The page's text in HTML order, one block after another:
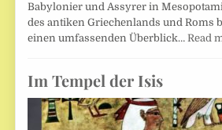
Babylonier und Assyrer in
des antiken Griechenlands und Roms
einen umfassenden Überblick…Read
Im Tempel der Isis